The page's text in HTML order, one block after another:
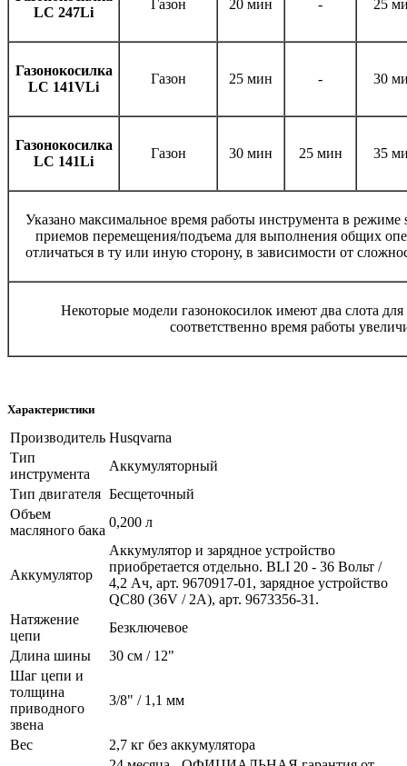
LC 247Li
Газон 20 мин - 25
Газонокосилка
LC 141VLi
Газон 25 мин - 30
Газонокосилка
LC 141Li
Газон 30 мин 25 мин 35
Указано максимальное время работы инструмента в режиме
приемов перемещения/подъема для выполнения общих
отличаться в ту или иную сторону, в зависимости от
Некоторые модели газонокосилок имеют два слота
соответственно время работы
Характеристики
Производитель Husqvarna
Тип
инструмента
Аккумуляторный
Тип двигателя Бесщеточный
Объем
масляного бака
0,200 л
Аккумулятор
Аккумулятор и зарядное устройство
приобретается отдельно. BLI 20 - 36 Вольт /
4,2 Ач, арт. 9670917-01, зарядное устройство
QC80 (36V / 2A), арт. 9673356-31.
Натяжение
цепи
Безключевое
Длина шины
30 см / 12"
Шаг цепи и
толщина
приводного
звена
3/8" / 1,1 мм
Вес
2,7 кг без аккумулятора